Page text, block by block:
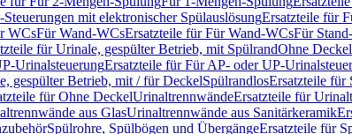
mit elektronischer SpülauslösungErsatzteile für
WCsFür Wand-WCsErsatzteile für Für Wand-WCsFür
für Urinale, gespülter Betrieb, mit SpülrandOhne Deckel
UrinalsteuerungErsatzteile für Für AP- oder UP-
gespülter Betrieb, mit / für DeckelSpülrandlosErsatzteile für
für Ohne DeckelUrinaltrennwändeErsatzteile für
aus GlasUrinaltrennwände aus Sanitärkeramik
Spülrohre, Spülbögen und ÜbergängeErsatzteile für